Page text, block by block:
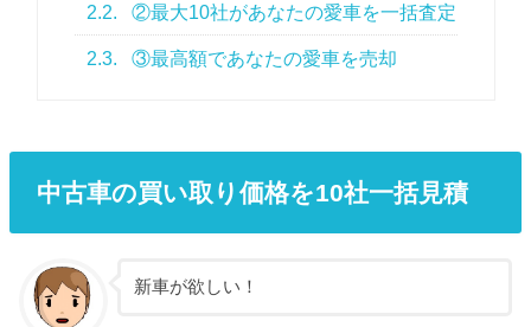
2.2. ②最大10社があなたの愛車を一括査定
2.3. ③最高額であなたの愛車を売却
中古車の買い取り価格を10社一括見積
新車が欲しい！